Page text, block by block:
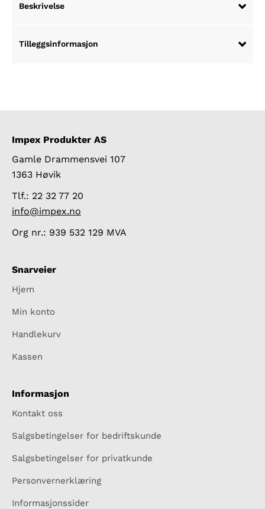
Beskrivelse
Tilleggsinformasjon
Impex Produkter AS
Gamle Drammensvei 107
1363 Høvik
Tlf.: 22 32 77 20
info@impex.no
Org nr.: 939 532 129 MVA
Snarveier
Hjem
Min konto
Handlekurv
Kassen
Informasjon
Kontakt oss
Salgsbetingelser for bedriftskunde
Salgsbetingelser for privatkunde
Personvernerklæring
Informasjonssider